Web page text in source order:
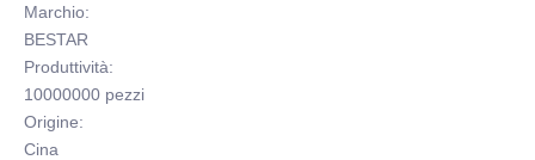
Marchio:
BESTAR
Produttività:
10000000 pezzi
Origine:
Cina